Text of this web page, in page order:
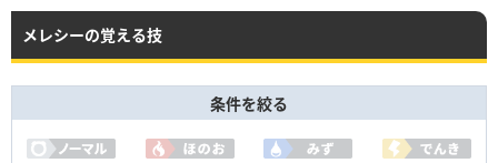
メレシーの覚える技
条件を絞る